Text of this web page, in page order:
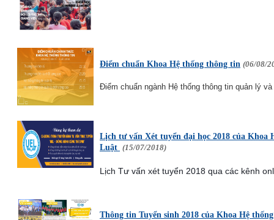
Điểm chuẩn Khoa Hệ thống thông tin (06/08/
Điểm chuẩn ngành Hệ thống thông tin quản lý
Lịch tư vấn Xét tuyển đại học 2018 của
Luật (15/07/2018)
Lịch Tư vấn xét tuyển 2018 qua các kênh
Thông tin Tuyển sinh 2018 của Khoa Hệ